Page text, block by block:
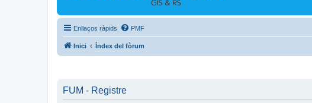
Enllaços ràpids PMF
Inici Índex del fòrum
FUM - Registre